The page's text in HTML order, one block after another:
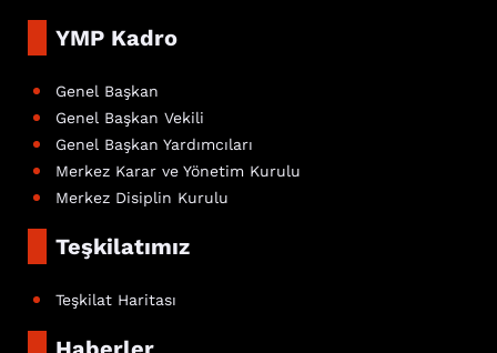
YMP Kadro
Genel Başkan
Genel Başkan Vekili
Genel Başkan Yardımcıları
Merkez Karar ve Yönetim Kurulu
Merkez Disiplin Kurulu
Teşkilatımız
Teşkilat Haritası